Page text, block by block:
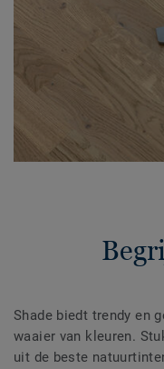
Shade biedt trendy en
waaier van kleuren.
uit de beste